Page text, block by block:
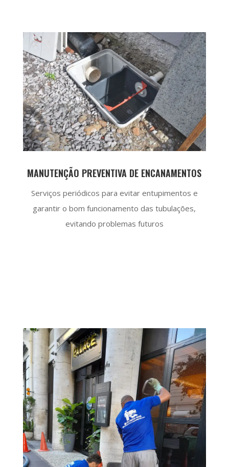
MANUTENÇÃO PREVENTIVA DE ENCANAMENTOS
Serviços periódicos para evitar entupimentos e
garantir o bom funcionamento das tubulações,
evitando problemas futuros